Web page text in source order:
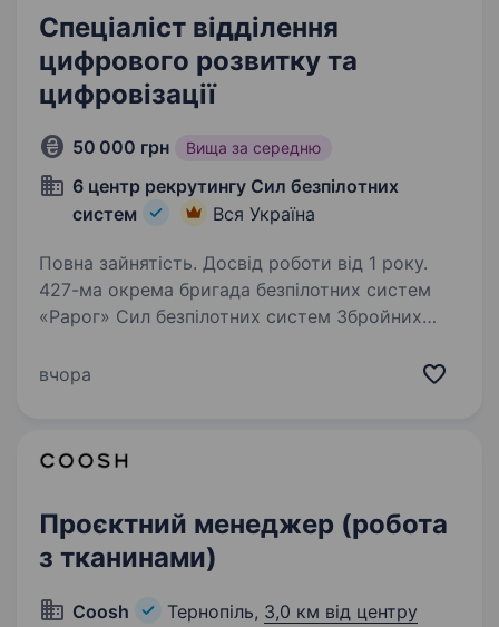
Спеціаліст відділення
цифрового розвитку та
цифровізації
50 000 грн Вища за середню
6 центр рекрутингу Сил безпілотних
систем
Вся Україна
Повна зайнятість. Досвід роботи від 1 року.
427-ма окрема бригада безпілотних систем
«Рарог» Сил безпілотних систем Збройних
«літаючих» підрозділів Сил оборони України за
вчора
Проєктний менеджер (робота
з тканинами)
Coosh Тернопіль, 3,0 км від центру